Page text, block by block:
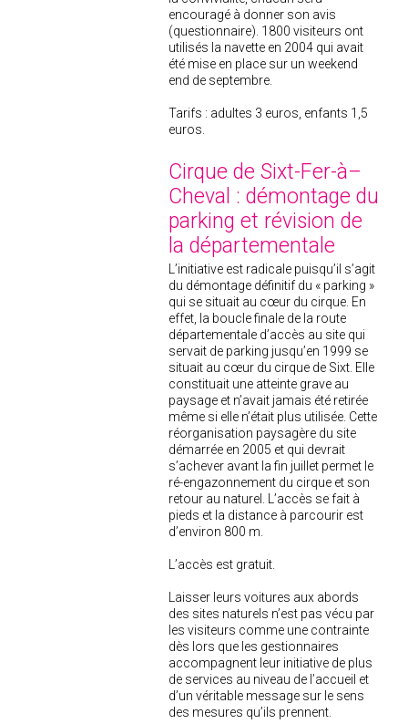
encouragé à donner son avis
(questionnaire). 1800 visiteurs ont
utilisés la navette en 2004 qui avait
été mise en place sur un weekend
end de septembre.
Tarifs : adultes 3 euros, enfants 1,5
euros.
Cirque de Sixt-Fer-à–
Cheval : démontage du
parking et révision de
la départementale
L’initiative est radicale puisqu’il s’agit
du démontage définitif du « parking »
qui se situait au cœur du cirque. En
effet, la boucle finale de la route
départementale d’accès au site qui
servait de parking jusqu’en 1999 se
situait au cœur du cirque de Sixt. Elle
constituait une atteinte grave au
paysage et n’avait jamais été retirée
même si elle n’était plus utilisée. Cette
réorganisation paysagère du site
démarrée en 2005 et qui devrait
s’achever avant la fin juillet permet le
ré-engazonnement du cirque et son
retour au naturel. L’accès se fait à
pieds et la distance à parcourir est
d’environ 800 m.
L’accès est gratuit.
Laisser leurs voitures aux abords
des sites naturels n’est pas vécu par
les visiteurs comme une contrainte
dès lors que les gestionnaires
accompagnent leur initiative de plus
de services au niveau de l’accueil et
d’un véritable message sur le sens
des mesures qu’ils prennent.